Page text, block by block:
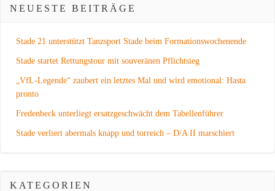
NEUESTE BEITRÄGE
Stade 21 unterstützt Tanzsport Stade beim Formationswochenende
Stade startet Rettungstour mit souveränen Pflichtsieg
„VfL-Legende“ zaubert ein letztes Mal und wird emotional: Hasta
pronto
Fredenbeck unterliegt ersatzgeschwächt dem Tabellenführer
Stade verliert abermals knapp und torreich – D/A II marschiert
KATEGORIEN